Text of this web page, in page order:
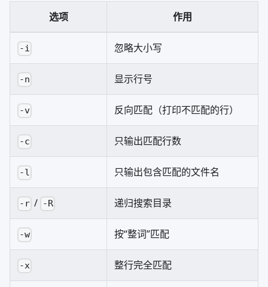
选项 作用
-i 忽略大小写
-n 显示行号
-v 反向匹配（打印不匹配的行）
-c 只输出匹配行数
-l 只输出包含匹配的文件名
-r / -R 递归搜索目录
-w 按“整词”匹配
-x 整行完全匹配